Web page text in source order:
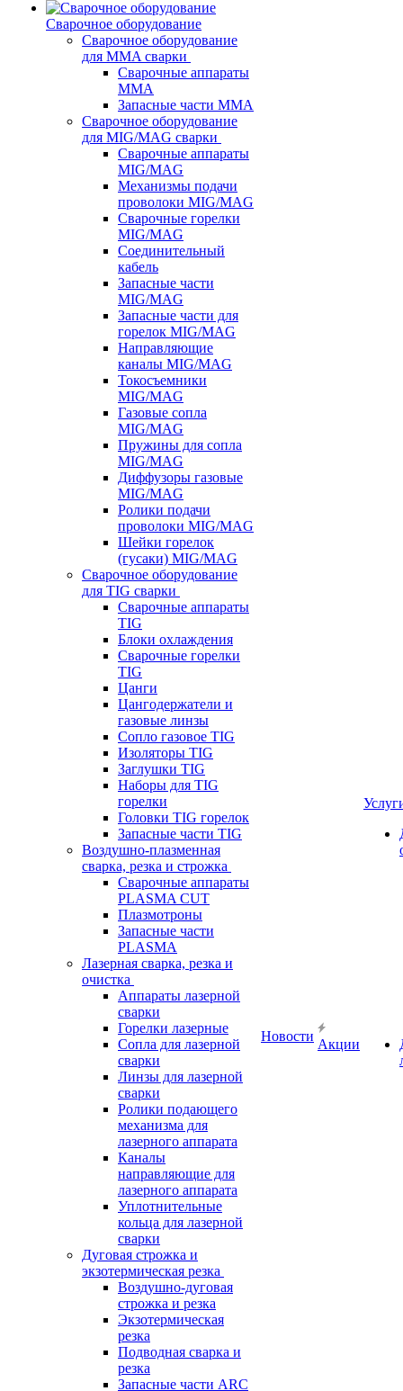
Сварочное оборудование
Сварочное оборудование
для MMA сварки
Сварочные аппараты
MMA
Запасные части MMA
Сварочное оборудование
для MIG/MAG сварки
Сварочные аппараты
MIG/MAG
Механизмы подачи
проволоки MIG/MAG
Сварочные горелки
MIG/MAG
Соединительный
кабель
Запасные части
MIG/MAG
Запасные части для
горелок MIG/MAG
Направляющие
каналы MIG/MAG
Токосъемники
MIG/MAG
Газовые сопла
MIG/MAG
Пружины для сопла
MIG/MAG
Диффузоры газовые
MIG/MAG
Ролики подачи
проволоки MIG/MAG
Шейки горелок
(гусаки) MIG/MAG
Сварочное оборудование
для TIG сварки
Сварочные аппараты
TIG
Блоки охлаждения
Сварочные горелки
TIG
Цанги
Цангодержатели и
газовые линзы
Сопло газовое TIG
Изоляторы TIG
Заглушки TIG
Наборы для TIG
горелки
Головки TIG горелок
Запасные части TIG
Воздушно-плазменная
сварка, резка и строжка
Сварочные аппараты
PLASMA CUT
Плазмотроны
Запасные части
PLASMA
Лазерная сварка, резка и
очистка
Аппараты лазерной
сварки
Горелки лазерные
Сопла для лазерной
сварки
Линзы для лазерной
сварки
Ролики подающего
механизма для
лазерного аппарата
Каналы
направляющие для
лазерного аппарата
Уплотнительные
кольца для лазерной
сварки
Дуговая строжка и
экзотермическая резка
Воздушно-дуговая
строжка и резка
Экзотермическая
резка
Подводная сварка и
резка
Запасные части ARC
Новости
Акции